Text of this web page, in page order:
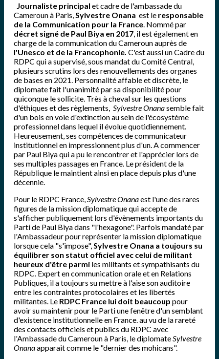
Journaliste principal et cadre de l'ambassade du
Cameroun à Paris, Sylvestre Onana est le responsable
de la Communication pour la France . Nommé par
décret signé de Paul Biya en 2017 , il est également en
charge de la communication du Cameroun auprès de
l'Unesco et de la Francophonie. C'est aussi un Cadre du
RDPC qui a supervisé, sous mandat du Comité Central,
plusieurs scrutins lors des renouvellements des organes
de bases en 2021. Personnalité affable et discrète, le
diplomate fait l'unanimité par sa disponibilité pour
quiconque le sollicite. Très à cheval sur les questions
d'éthiques et des règlements, Sylvestre Onanasemble fait
d'un bois en voie d'extinction au sein de l'écosystème
professionnel dans lequel il évolue quotidiennement.
Heureusement, ses compétences de communicateur
institutionnel en impressionnent plus d'un. A commencer
par Paul Biya qui a pu le rencontrer et l'apprécier lors de
ses multiples passages en France. Le président de la
République le maintient ainsi en place depuis plus d'une
décennie.
Pour le RDPC France, Sylvestre Onanaest l'une des rares
figures de la mission diplomatique qui accepte de
s'afficher publiquement lors d'évènements importants du
Parti de Paul Biya dans "l'hexagone". Parfois mandaté par
l'Ambassadeur pour représenter la mission diplomatique
lorsque cela "s'impose", Sylvestre Onana a toujours su
équilibrer son statut officiel avec celui de militant
heureux d'être parmi les militants et sympathisants du
RDPC. Expert en communication orale et en Relations
Publiques, il a toujours su mettre à l'aise son auditoire
entre les contraintes protocolaires et les libertés
militantes. Le RDPC France lui doit beaucoup pour
avoir su maintenir pour le Parti une fenêtre d'un semblant
d'existence institutionnelle en France. au vu de la rareté
des contacts officiels et publics du RDPC avec
l'Ambassade du Cameroun à Paris, le diplomate Sylvestre
Onanaapparait comme le "dernier des mohicans".